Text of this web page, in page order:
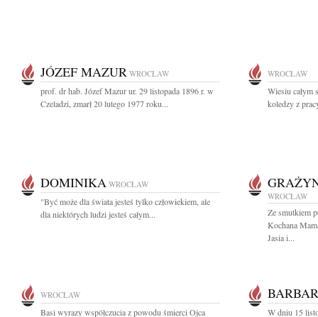
JÓZEF MAZUR WROCŁAW
prof. dr hab. Józef Mazur ur. 29 listopada 1896 r. w
Czeladzi, zmarł 20 lutego 1977 roku...
WROCŁAW
Wiesiu całym
koledzy z
DOMINIKA WROCŁAW
"Być może dla świata jesteś tylko człowiekiem, ale
dla niektórych ludzi jesteś całym...
WROCŁAW
Ze smutkiem
Kochana
Jasia i...
WROCŁAW
Basi wyrazy współczucia z powodu śmierci Ojca
W dniu 15